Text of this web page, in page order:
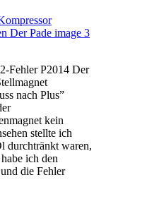
Fehler P2014 Der
nach Plus”
kein
stellte ich
durchtränkt waren,
ich den
die Fehler